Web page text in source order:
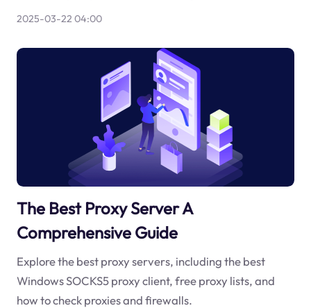
2025-03-22 04:00
The Best Proxy Server A
Comprehensive Guide
Explore the best proxy servers, including the best
Windows SOCKS5 proxy client, free proxy lists, and
how to check proxies and firewalls.